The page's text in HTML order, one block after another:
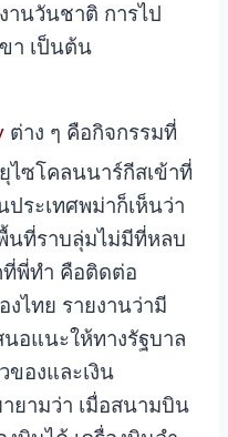
านวันชาติ การไป
า เป็นต้น
ต่าง ๆ คือกิจกรรมที่
ไซโคลนนาร์กีสเข้าที่
ระเทศพม่าก็เห็นว่า
นที่ราบลุ่มไม่มีที่หลบ
ที่พี่ทำ คือติดต่อ
งไทย รายงานว่ามี
อแนะให้ทางรัฐบาล
ของและเงิน
ยามว่า เมื่อสนามบิน